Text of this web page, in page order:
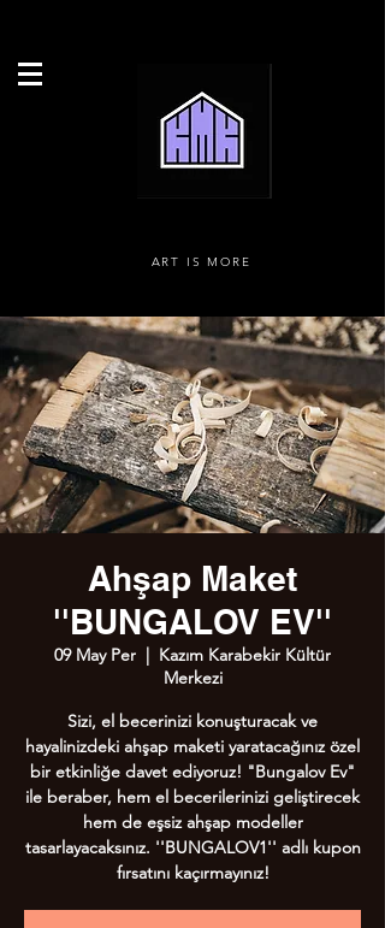
ART IS MORE
Ahşap Maket
''BUNGALOV EV''
09 May Per
  |
Kazım Karabekir Kültür
Merkezi
Sizi, el becerinizi konuşturacak ve
hayalinizdeki ahşap maketi yaratacağınız özel
bir etkinliğe davet ediyoruz! "Bungalov Ev"
ile beraber, hem el becerilerinizi geliştirecek
hem de eşsiz ahşap modeller
tasarlayacaksınız. ''BUNGALOV1'' adlı kupon
fırsatını kaçırmayınız!